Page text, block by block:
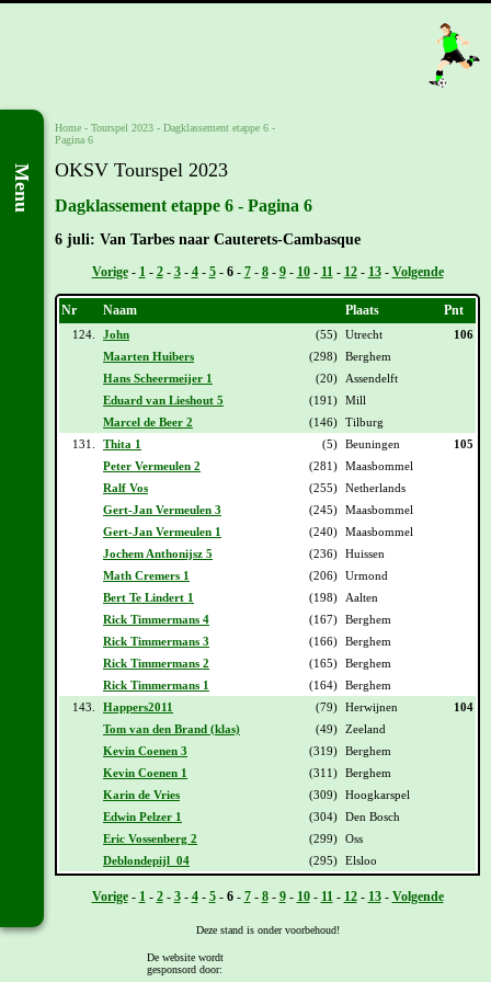
Menu
Home - Tourspel 2023 - Dagklassement etappe 6 -
Pagina 6
OKSV Tourspel 2023
Dagklassement etappe 6 - Pagina 6
6 juli: Van Tarbes naar Cauterets-Cambasque
Vorige- 1- 2- 3- 4- 5- 6- 7- 8- 9- 10- 11- 12- 13- Volgende
Nr Naam Plaats Pnt
124. John (55) Utrecht
106
Maarten Huibers
(298) Berghem
Hans Scheermeijer 1
(20)
Assendelft
Eduard van Lieshout 5
(191) Mill
Marcel de Beer 2
(146) Tilburg
131.
Thita 1 (5) Beuningen
105
Peter Vermeulen 2
(281) Maasbommel
Ralf Vos
(255) Netherlands
Gert-Jan Vermeulen 3
(245) Maasbommel
Gert-Jan Vermeulen 1
(240) Maasbommel
Jochem Anthonijsz 5
(236) Huissen
Math Cremers 1
(206) Urmond
Bert Te Lindert 1
(198)
Aalten
Rick Timmermans 4
(167) Berghem
Rick Timmermans 3
(166) Berghem
Rick Timmermans 2
(165) Berghem
Rick Timmermans 1
(164) Berghem
143.
Happers2011 (79) Herwijnen
104
Tom van den Brand (klas)
(49) Zeeland
Kevin Coenen 3
(319) Berghem
Kevin Coenen 1
(311) Berghem
Karin de Vries
(309) Hoogkarspel
Edwin Pelzer 1
(304) Den Bosch
Eric Vossenberg 2
(299) Oss
Deblondepijl_04
(295) Elsloo
Vorige- 1- 2- 3- 4- 5- 6- 7- 8- 9- 10- 11- 12- 13- Volgende
Deze stand is onder voorbehoud!
] - [Daguitslag etappe 6
De website wordt
gesponsord door: